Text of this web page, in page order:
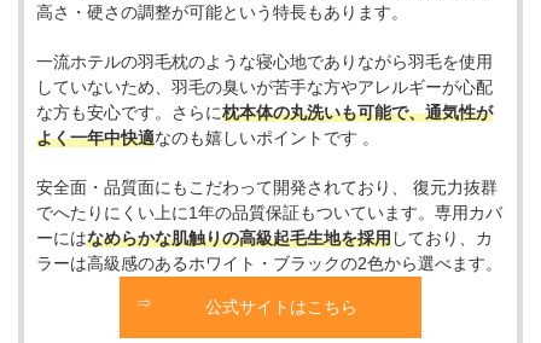
高さ・硬さの調整が可能という特長もあります。
一流ホテルの羽毛枕のような寝心地でありながら羽毛を使用
していないため、羽毛の臭いが苦手な方やアレルギーが心配
な方も安心です。さらに枕本体の丸洗いも可能で、通気性が
よく一年中快適なのも嬉しいポイントです 。
安全面・品質面にもこだわって開発されており、 復元力抜群
でへたりにくい上に1年の品質保証もついています。専用カバ
ーにはなめらかな肌触りの高級起毛生地を採用しており、カ
ラーは高級感のあるホワイト・ブラックの2色から選べます。
公式サイトはこちら